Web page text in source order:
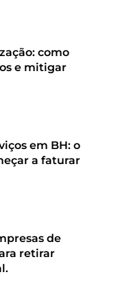
como
e mitigar
em BH: o
a faturar
de
retirar